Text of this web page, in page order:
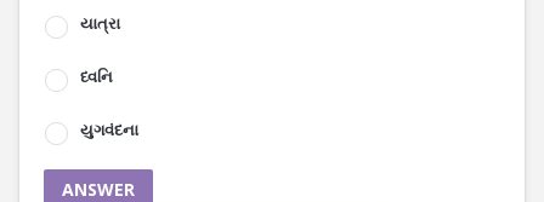
યાત્રા
ધ્વનિ
યુગવંદના
ANSWER